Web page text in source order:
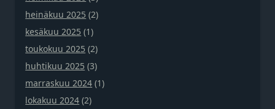
heinäkuu 2025 (2)
kesäkuu 2025 (1)
toukokuu 2025 (2)
huhtikuu 2025 (3)
marraskuu 2024 (1)
lokakuu 2024 (2)